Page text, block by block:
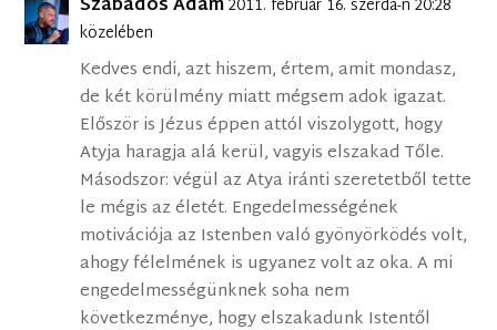
2011. február 16. szerda-n 20:28
közelében
Kedves endi, azt hiszem, értem, amit mondasz,
de két körülmény miatt mégsem adok igazat.
Először is Jézus éppen attól viszolygott, hogy
Atyja haragja alá kerül, vagyis elszakad Tőle.
Másodszor: végül az Atya iránti szeretetből tette
le mégis az életét. Engedelmességének
motivációja az Istenben való gyönyörködés volt,
ahogy félelmének is ugyanez volt az oka. A mi
engedelmességünknek soha nem
következménye, hogy elszakadunk Istentől